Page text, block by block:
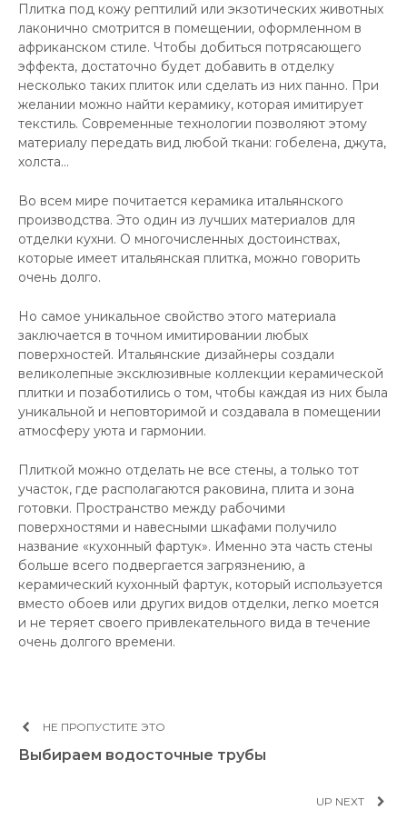
Плитка под кожу рептилий или экзотических животных
лаконично смотрится в помещении, оформленном в
африканском стиле. Чтобы добиться потрясающего
эффекта, достаточно будет добавить в отделку
несколько таких плиток или сделать из них панно. При
желании можно найти керамику, которая имитирует
текстиль. Современные технологии позволяют этому
материалу передать вид любой ткани: гобелена, джута,
холста…
Во всем мире почитается керамика итальянского
производства. Это один из лучших материалов для
отделки кухни. О многочисленных достоинствах,
которые имеет итальянская плитка, можно говорить
очень долго.
Но самое уникальное свойство этого материала
заключается в точном имитировании любых
поверхностей. Итальянские дизайнеры создали
великолепные эксклюзивные коллекции керамической
плитки и позаботились о том, чтобы каждая из них была
уникальной и неповторимой и создавала в помещении
атмосферу уюта и гармонии.
Плиткой можно отделать не все стены, а только тот
участок, где располагаются раковина, плита и зона
готовки. Пространство между рабочими
поверхностями и навесными шкафами получило
название «кухонный фартук». Именно эта часть стены
больше всего подвергается загрязнению, а
керамический кухонный фартук, который используется
вместо обоев или других видов отделки, легко моется
и не теряет своего привлекательного вида в течение
очень долгого времени.
НЕ ПРОПУСТИТЕ ЭТО
Выбираем водосточные трубы
UP NEXT